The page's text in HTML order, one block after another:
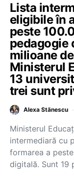
Lista
eligibile în
peste
pedagogie
milioane
Ministerul
13
trei sunt
Alexa Stănescu
Ministerul
intermediară cu
formarea a
digitală. Sunt 19